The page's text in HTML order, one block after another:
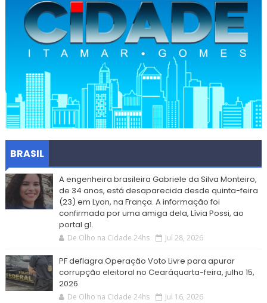
BRASIL
A engenheira brasileira Gabriele da Silva Monteiro,
de 34 anos, está desaparecida desde quinta-feira
(23) em Lyon, na França. A informação foi
confirmada por uma amiga dela, Lívia Possi, ao
portal g1.
De Olho na Cidade 24hs Jul 28, 2026
PF deflagra Operação Voto Livre para apurar
corrupção eleitoral no Cearáquarta-feira, julho 15,
2026
De Olho na Cidade 24hs Jul 16, 2026